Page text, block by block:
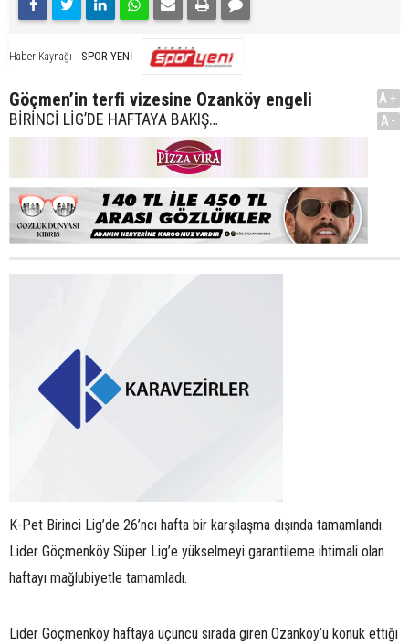
Haber Kaynağı SPOR YENİ
Göçmen’in terfi vizesine Ozanköy engeli
BİRİNCİ LİG’DE HAFTAYA BAKIŞ…
A+
A-
K-Pet Birinci Lig’de 26’ncı hafta bir karşılaşma dışında tamamlandı.
Lider Göçmenköy Süper Lig’e yükselmeyi garantileme ihtimali olan
haftayı mağlubiyetle tamamladı.
Lider Göçmenköy haftaya üçüncü sırada giren Ozanköy’ü konuk ettiği